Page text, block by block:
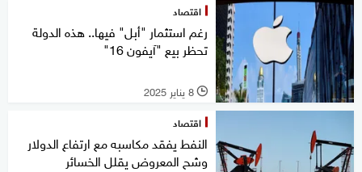
اقتصاد
رغم استثمار "أبل" فيها.. هذه الدولة
تحظر بيع "آيفون 16"
l 8 يناير 2025
اقتصاد
النفط يفقد مكاسبه مع ارتفاع الدولار
وشح المعروض يقلل الخسائر